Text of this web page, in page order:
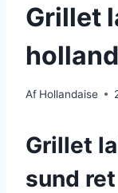
Grillet
Af Hollandaise
Grillet
sund